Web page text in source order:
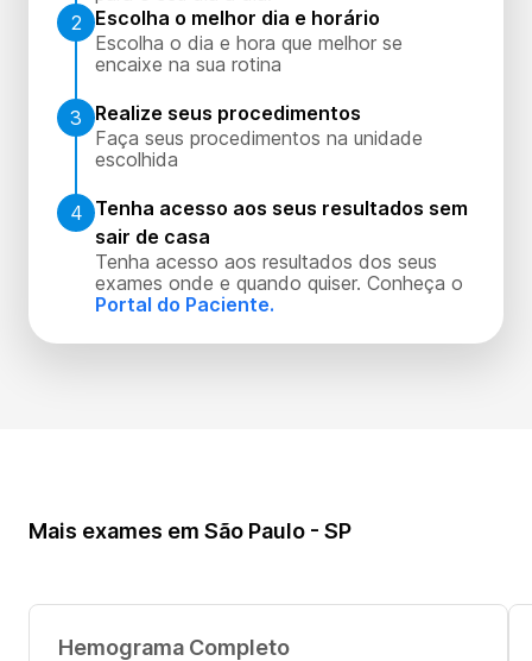
2
Escolha o melhor dia e horário
Escolha o dia e hora que melhor se
encaixe na sua rotina
3
Realize seus procedimentos
Faça seus procedimentos na unidade
escolhida
4 Tenha acesso aos seus resultados sem
sair de casa
Tenha acesso aos resultados dos seus
exames onde e quando quiser. Conheça o
Portal do Paciente.
Mais exames em São Paulo - SP
Hemograma Completo